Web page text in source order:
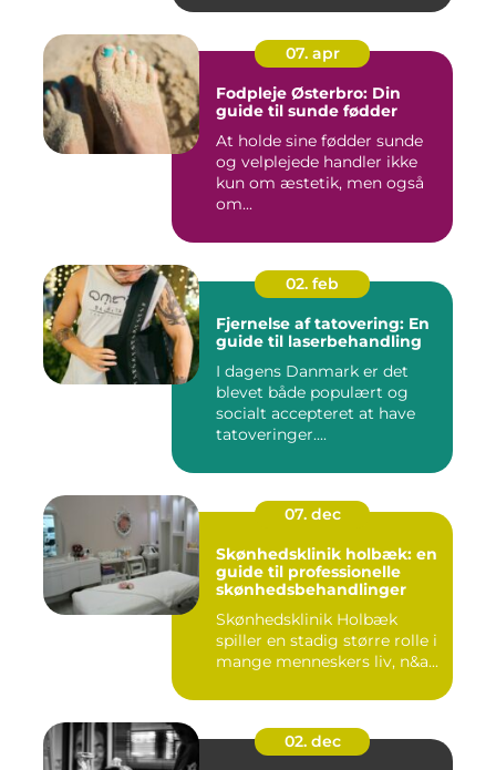
07. apr
Fodpleje Østerbro: Din
guide til sunde fødder
At holde sine fødder sunde
og velplejede handler ikke
kun om æstetik, men også
om...
02. feb
Fjernelse af tatovering: En
guide til laserbehandling
I dagens Danmark er det
blevet både populært og
socialt accepteret at have
tatoveringer....
07. dec
Skønhedsklinik holbæk: en
guide til professionelle
skønhedsbehandlinger
Skønhedsklinik Holbæk
spiller en stadig større rolle i
mange menneskers liv, n&a...
02. dec